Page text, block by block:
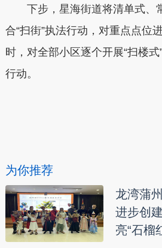
下步，星海街道将清单式、
合“扫街”执法行动，对重点点位
时，对全部小区逐个开展“扫楼
行动。
为你推荐
龙湾蒲
进步创
亮“石榴